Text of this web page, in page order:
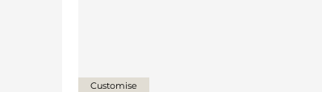
Customise